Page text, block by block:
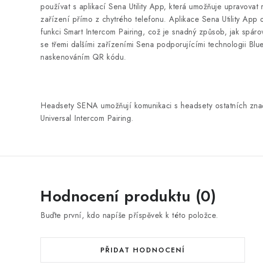
používat s aplikací Sena Utility App, která umožňuje upravovat
zařízení přímo z chytrého telefonu. Aplikace Sena Utility App
funkci Smart Intercom Pairing, což je snadný způsob, jak
se třemi dalšími zařízeními Sena podporujícími technologii
naskenováním QR kódu.
Headsety SENA umožňují komunikaci s headsety ostatních
Universal Intercom Pairing.
Hodnocení produktu (0)
Buďte první, kdo napíše příspěvek k této položce.
PŘIDAT HODNOCENÍ